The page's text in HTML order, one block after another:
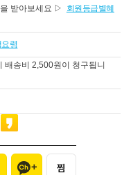
받아보세요 ▷
회원등급별혜
령
배송비 2,500원이 청구됩니